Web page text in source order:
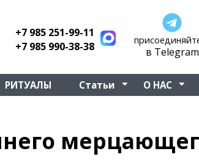
+7 985 251-99-11
+7 985 990-38-38
в Telegram
РИТУАЛЫ Статьи О НАС